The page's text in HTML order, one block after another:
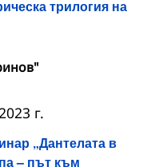
трилогия на
„Дантелата в
– път към
г.